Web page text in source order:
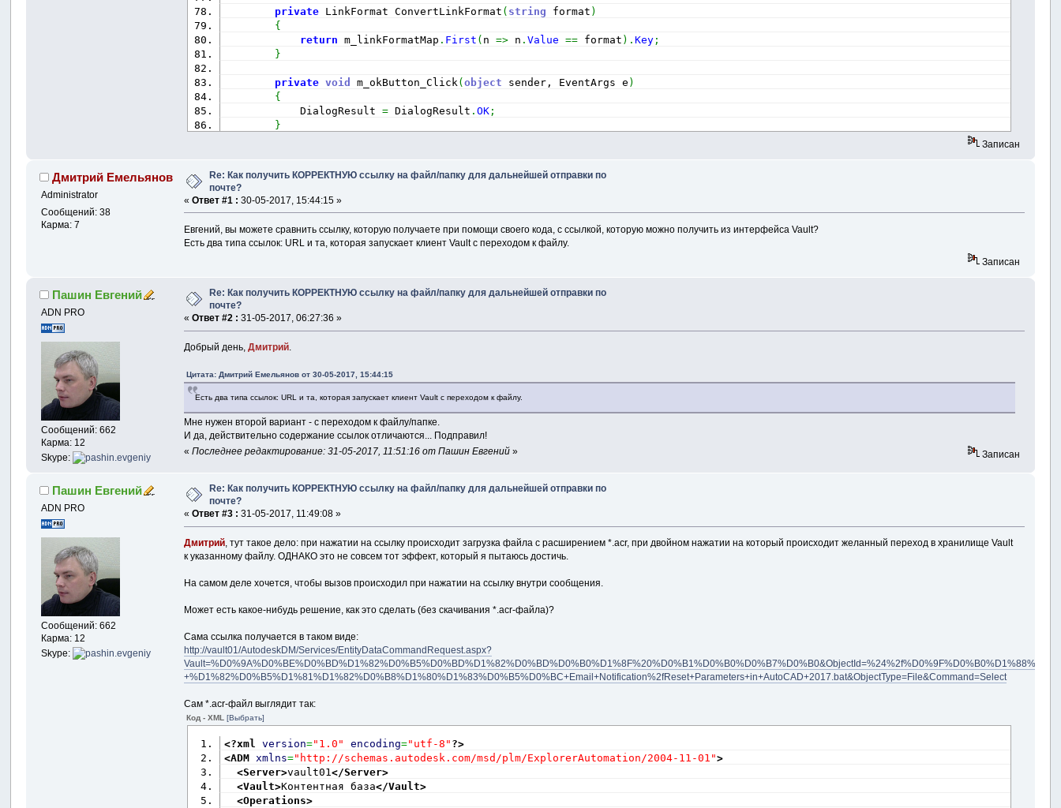
private LinkFormat ConvertLinkFormat ( string format )
{
return m_linkFormatMap . First ( n => n .Value == format ) .Key ;
}
private void m_okButton_Click (object sender, EventArgs e )
{
DialogResult = DialogResult .OK ;
}
DialogResult = DialogResult.Cancel;
}
sender, EventArgs e
{
MessageBox.Show("This command can only be run by administrators");
return;
DialogResult result = dialog.ShowDialog
return;
sitelist = dialog.SiteList;
private void
ComboBox
SetDescriptionText( combo
{
{
string value = combo.Text;
LinkFormat linkFormat = ConvertLinkFormat(value);
m_descriptionLabel
"link will cause Vault Explorer to open and navigate to the "
"object.";
}
else
if (linkFormat
Записан
Дмитрий Емельянов
Administrator
Сообщений: 38
Карма: 7
Re: Как получить КОРРЕКТНУЮ ссылку на файл/папку для дальнейшей отправки по
почте?
«Ответ #1 : 30-05-2017, 15:44:15 »
Евгений, вы можете сравнить ссылку, которую получаете при помощи своего кода, с ссылкой, которую можно получить из интерфейса Vault?
Есть два типа ссылок: URL и та, которая запускает клиент Vault с переходом к файлу.
Записан
Пашин Евгений
ADN PRO
Сообщений: 662
Карма: 12
Skype:
Re: Как получить КОРРЕКТНУЮ ссылку на файл/папку для дальнейшей отправки по
почте?
«Ответ #2 : 31-05-2017, 06:27:36 »
Добрый день,Дмитрий.
Цитата: Дмитрий Емельянов от 30-05-2017, 15:44:15
Есть два типа ссылок: URL и та, которая запускает клиент Vault с переходом к файлу.
Мне нужен второй вариант - с переходом к файлу/папке.
И да, действительно содержание ссылок отличаются... Подправил!
«Последнее редактирование: 31-05-2017, 11:51:16 от Пашин Евгений » Записан
Пашин Евгений
ADN PRO
Сообщений: 662
Карма: 12
Skype:
Re: Как получить КОРРЕКТНУЮ ссылку на файл/папку для дальнейшей отправки по
почте?
«Ответ #3 : 31-05-2017, 11:49:08 »
Дмитрий, тут такое дело: при нажатии на ссылку происходит загрузка файла с расширением *.acr, при двойном нажатии на который происходит желанный переход в хранилище Vault
к указанному файлу. ОДНАКО это не совсем тот эффект, который я пытаюсь достичь.
На самом деле хочется, чтобы вызов происходил при нажатии на ссылку внутри сообщения.
Может есть какое-нибудь решение, как это сделать (без скачивания *.acr-файла)?
Сама ссылка получается в таком виде:
http://vault01/AutodeskDM/Services/EntityDataCommandRequest.aspx?
+%D1%82%D0%B5%D1%81%D1%82%D0%B8%D1%80%D1%83%D0%B5%D0%BC+Email+Notification%2fReset+Parameters+in+AutoCAD+2017.bat&ObjectType=File&Command=Select
Сам *.acr-файл выглядит так:
Код - XML[Выбрать]
<?xml version="1.0" encoding="utf-8" ?>
<ADM xmlns="http://schemas.autodesk.com/msd/plm/ExplorerAutomation/2004-11-01">
<Server>vault01</Server>
<Vault>Контентная база</Vault>
<Operations>